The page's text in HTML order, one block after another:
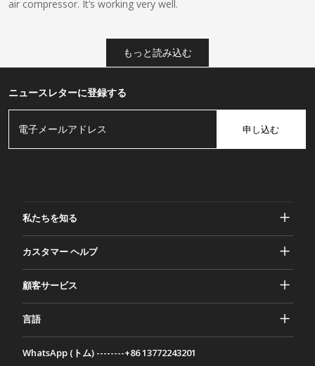
air compressor. It’s working very well.
もっと読み込む
ニュースレターに登録する
申し込む
私たちを知る
規約と条件
カスタマー ヘルプ
お問い合わせ
顧客サービス
お支払い方法
言語
WhatsApp (トム) --------+86 13772243201